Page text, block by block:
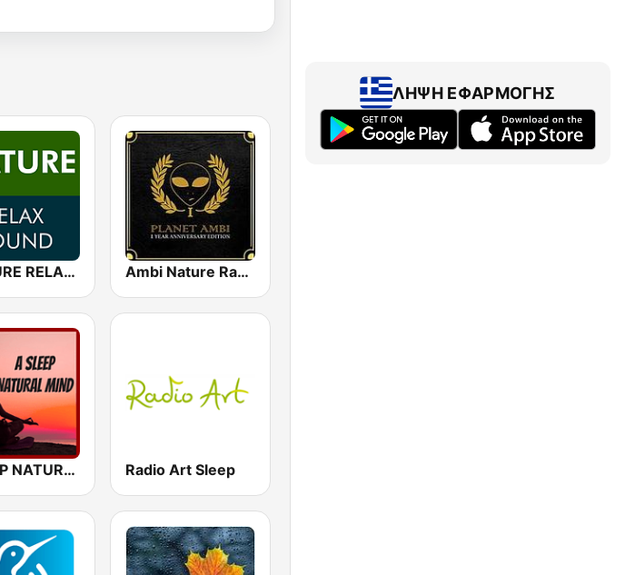
* NATURE RELAX SOUND Ambi Nature Radio
A SLEEP NATURAL MIND Radio Art Sleep
ΛΉΨΗ ΕΦΑΡΜΟΓΉΣ